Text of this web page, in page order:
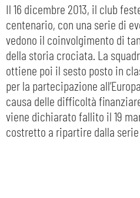
Il 16 dicembre 2013, il club
centenario, con una serie di
vedono il coinvolgimento di
della storia crociata. La
ottiene poi il sesto posto in
per la partecipazione
causa delle difficoltà
viene dichiarato fallito il 19
costretto a ripartire dalla serie